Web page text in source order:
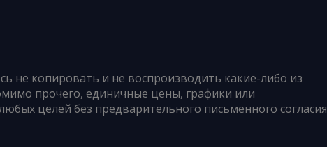
не копировать и не воспроизводить какие-либо из
прочего, единичные цены, графики или
целей без предварительного письменного согласия